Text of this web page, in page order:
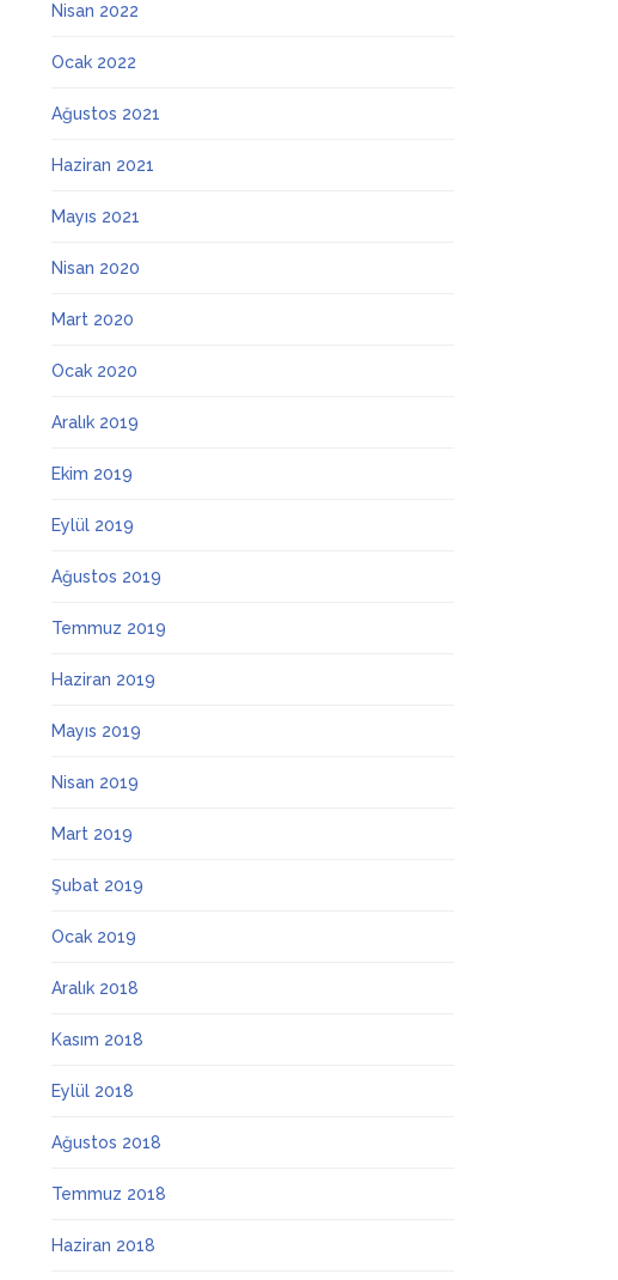
Nisan 2022
Ocak 2022
Ağustos 2021
Haziran 2021
Mayıs 2021
Nisan 2020
Mart 2020
Ocak 2020
Aralık 2019
Ekim 2019
Eylül 2019
Ağustos 2019
Temmuz 2019
Haziran 2019
Mayıs 2019
Nisan 2019
Mart 2019
Şubat 2019
Ocak 2019
Aralık 2018
Kasım 2018
Eylül 2018
Ağustos 2018
Temmuz 2018
Haziran 2018